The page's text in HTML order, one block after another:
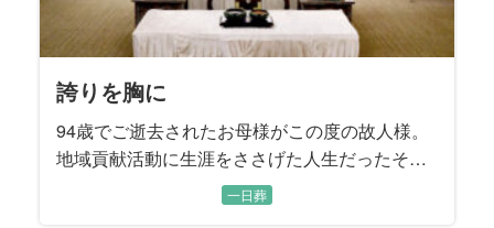
誇りを胸に
94歳でご逝去されたお母様がこの度の故人様。
地域貢献活動に生涯をささげた人生だったそう
です。 大変ご立派であったとご家族様は大層自
慢でありました。 たくさんの栄光を手にした故
一日葬